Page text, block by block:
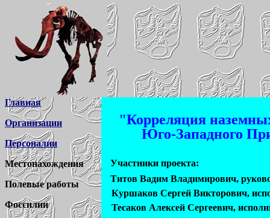
Главная
Организации
Персоналии
Местонахождения
Полевые работы
Фоссилии
"Корреляция
Юго-Западного
Участники проекта:
Титов Вадим Владимирович,
Куршаков Сергей Викторович,
Тесаков Алексей Сергеевич,